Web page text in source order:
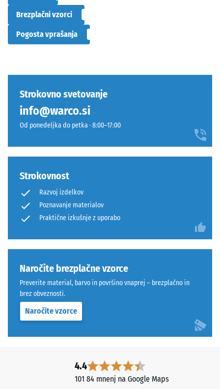
Brezplačni vzorci
Pogosta vprašanja
Strokovno svetovanje
info@warco.si
Od ponedeljka do petka · 8:00–17:00
Strokovnost
Razvoj izdelkov
Poznavanje materialov
Praktične izkušnje z uporabo
Naročite brezplačne vzorce
Preverite material, barvo in površino vnaprej – brezplačno in
brez obveznosti.
Naročite vzorce
4.4
101 84 mnenj na Google Maps